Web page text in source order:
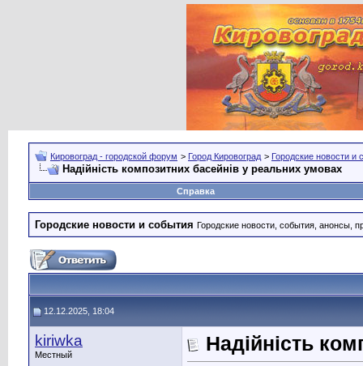
Кировоград - городской форум > Город Кировоград > Городские новости и
Надійність композитних басейнів у реальних умовах
Справка
Городские новости и события Городские новости, события, анонсы,
12.12.2025, 18:04
kiriwka
Местный
Надійність